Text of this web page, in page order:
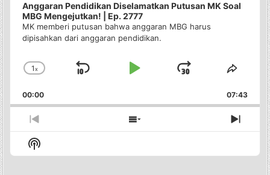
Anggaran Pendidikan Diselamatkan Putusan MK Soal
MBG Mengejutkan! | Ep. 2777
MK memberi putusan bahwa anggaran MBG harus
dipisahkan dari anggaran pendidikan.
Change
Rate
1x
Skip
Play
Jump
Forward
Share
00:00 07:43
Previous
Episode
Show
Episodes
Next
Show
Podcast